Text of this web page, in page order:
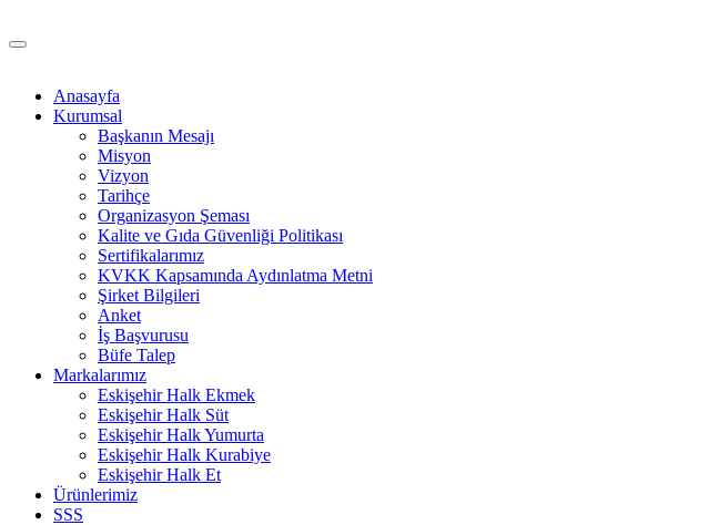
Anasayfa
Kurumsal
Başkanın Mesajı
Misyon
Vizyon
Tarihçe
Organizasyon Şeması
Kalite ve Gıda Güvenliği Politikası
Sertifikalarımız
KVKK Kapsamında Aydınlatma Metni
Şirket Bilgileri
Anket
İş Başvurusu
Büfe Talep
Markalarımız
Eskişehir Halk Ekmek
Eskişehir Halk Süt
Eskişehir Halk Yumurta
Eskişehir Halk Kurabiye
Eskişehir Halk Et
Ürünlerimiz
SSS